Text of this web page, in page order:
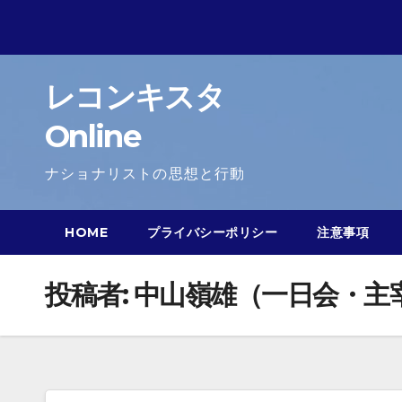
レコンキスタ
Online
ナショナリストの思想と行動
HOME プライバシーポリシー 注意事項
投稿者:中山嶺雄（一日会・主